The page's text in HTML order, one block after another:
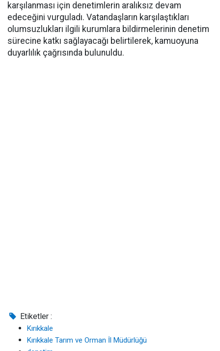
karşılanması için denetimlerin aralıksız devam
edeceğini vurguladı. Vatandaşların karşılaştıkları
olumsuzlukları ilgili kurumlara bildirmelerinin denetim
sürecine katkı sağlayacağı belirtilerek, kamuoyuna
duyarlılık çağrısında bulunuldu.
Etiketler :
Kırıkkale
Kırıkkale Tarım ve Orman İl Müdürlüğü